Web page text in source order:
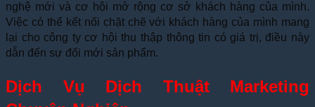
nghệ mới và cơ hội mở rộng cơ sở khách hàng của mình.
Việc có thể kết nối chặt chẽ với khách hàng của mình mang
lại cho công ty cơ hội thu thập thông tin có giá trị, điều này
dẫn đến sự đổi mới sản phẩm.
Dịch Vụ Dịch Thuật Marketing